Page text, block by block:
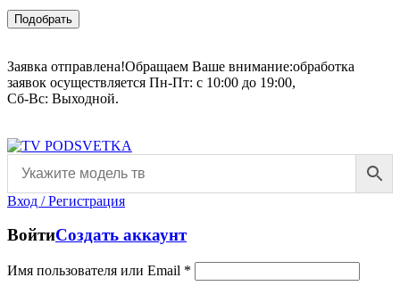
Подобрать
Заявка отправлена!Обращаем Ваше внимание:обработка
заявок осуществляется Пн-Пт: с 10:00 до 19:00,
Сб-Вс: Выходной.
Вход / Регистрация
ВойтиСоздать аккаунт
Имя пользователя или Email *